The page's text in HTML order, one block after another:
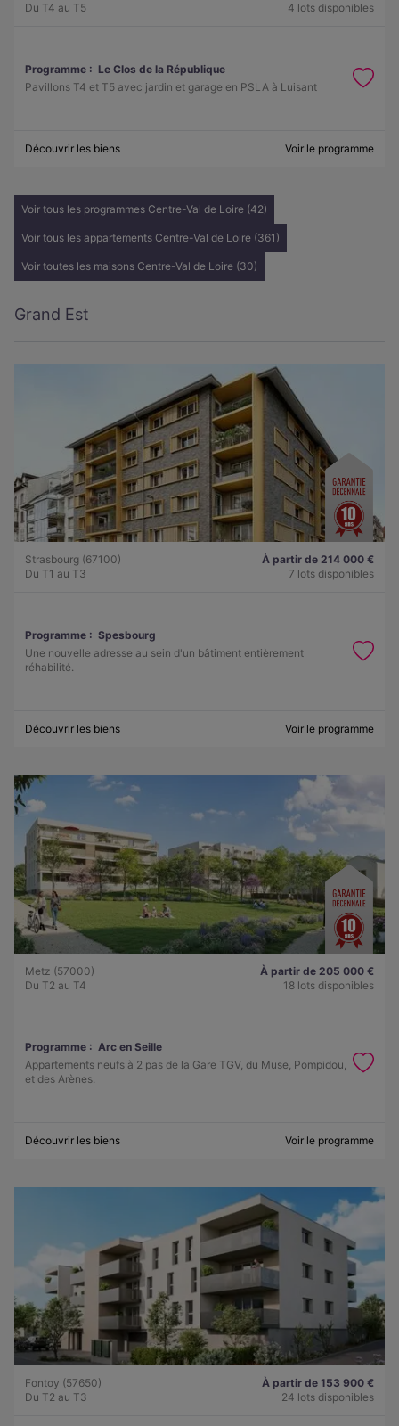
Du T4 au T5
4 lots disponibles
Programme : Le Clos de la République
Pavillons T4 et T5 avec jardin et garage en PSLA à Luisant
Découvrir les biens Voir le programme
Voir tous les programmes Centre-Val de Loire (42)
Voir tous les appartements Centre-Val de Loire (361)
Voir toutes les maisons Centre-Val de Loire (30)
Grand Est
Strasbourg (67100)
Du T1 au T3
À partir de 214 000 €
7 lots disponibles
Programme : Spesbourg
Une nouvelle adresse au sein d'un bâtiment entièrement
réhabilité.
Découvrir les biens Voir le programme
Metz (57000)
Du T2 au T4
À partir de 205 000 €
18 lots disponibles
Programme : Arc en Seille
Appartements neufs à 2 pas de la Gare TGV, du Muse, Pompidou,
et des Arènes.
Découvrir les biens Voir le programme
Fontoy (57650)
Du T2 au T3
À partir de 153 900 €
24 lots disponibles